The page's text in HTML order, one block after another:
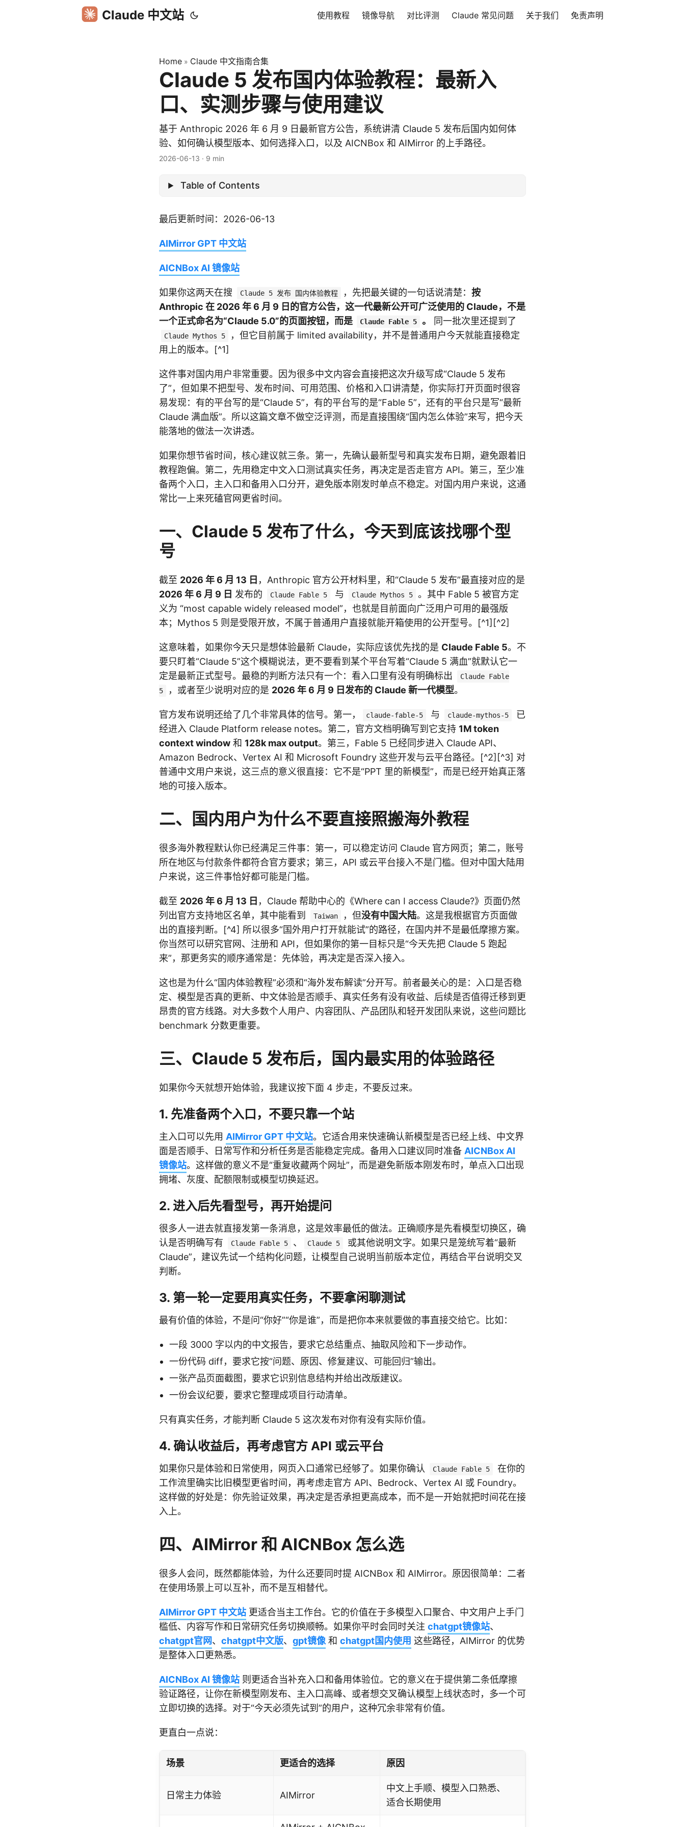
Claude 中文站 使用教程 镜像导航 对比评测 Claude 常见问题 关于我们 免责声明
Home » Claude 中文指南合集
Claude 5 发布国内体验教程：最新入
口、实测步骤与使用建议
基于 Anthropic 2026 年 6 月 9 日最新官方公告，系统讲清 Claude 5 发布后国内如何体
验、如何确认模型版本、如何选择入口，以及 AICNBox 和 AIMirror 的上手路径。
2026-06-13 · 9 min
Table of Contents
最后更新时间：2026-06-13
AIMirror GPT 中文站
AICNBox AI 镜像站
如果你这两天在搜 Claude 5 发布 国内体验教程 ，先把最关键的一句话说清楚： 按
Anthropic 在 2026 年 6 月 9 日的官方公告，这一代最新公开可广泛使用的 Claude，不是
一个正式命名为“Claude 5.0”的页面按钮，而是
Claude Fable 5 。 同一批次里还提到了
Claude Mythos 5
，但它目前属于 limited availability，并不是普通用户今天就能直接稳定
用上的版本。[^1]
这件事对国内用户非常重要。因为很多中文内容会直接把这次升级写成“Claude 5 发布
了”，但如果不把型号、发布时间、可用范围、价格和入口讲清楚，你实际打开页面时很容
易发现：有的平台写的是“Claude 5”，有的平台写的是“Fable 5”，还有的平台只是写“最新
Claude 满血版”。所以这篇文章不做空泛评测，而是直接围绕“国内怎么体验”来写，把今天
能落地的做法一次讲透。
如果你想节省时间，核心建议就三条。第一，先确认最新型号和真实发布日期，避免跟着旧
教程跑偏。第二，先用稳定中文入口测试真实任务，再决定是否走官方 API。第三，至少准
备两个入口，主入口和备用入口分开，避免版本刚发时单点不稳定。对国内用户来说，这通
常比一上来死磕官网更省时间。
一、Claude 5 发布了什么，今天到底该找哪个型
号
截至 2026 年 6 月 13 日 ，Anthropic 官方公开材料里，和“Claude 5 发布”最直接对应的是
2026 年 6 月 9 日 发布的 Claude Fable 5 与 Claude Mythos 5
。其中 Fable 5 被官方定
义为 “most capable widely released model”，也就是目前面向广泛用户可用的最强版
本；Mythos 5 则是受限开放，不属于普通用户直接就能开箱使用的公开型号。[^1][^2]
这意味着，如果你今天只是想体验最新 Claude，实际应该优先找的是 Claude Fable 5。不
要只盯着“Claude 5”这个模糊说法，更不要看到某个平台写着“Claude 5 满血”就默认它一
定是最新正式型号。最稳的判断方法只有一个：看入口里有没有明确标出
Claude Fable
5
，或者至少说明对应的是 2026 年 6 月 9 日发布的 Claude 新一代模型。
官方发布说明还给了几个非常具体的信号。第一， claude-fable-5 与 claude-mythos-5
已
经进入 Claude Platform release notes。第二，官方文档明确写到它支持 1M token
context window 和 128k max output。第三，Fable 5 已经同步进入 Claude API、
Amazon Bedrock、Vertex AI 和 Microsoft Foundry 这些开发与云平台路径。[^2][^3] 对
普通中文用户来说，这三点的意义很直接：它不是“PPT 里的新模型”，而是已经开始真正落
地的可接入版本。
二、国内用户为什么不要直接照搬海外教程
很多海外教程默认你已经满足三件事：第一，可以稳定访问 Claude 官方网页；第二，账号
所在地区与付款条件都符合官方要求；第三，API 或云平台接入不是门槛。但对中国大陆用
户来说，这三件事恰好都可能是门槛。
截至 2026 年 6 月 13 日 ，Claude 帮助中心的《Where can I access Claude?》页面仍然
列出官方支持地区名单，其中能看到
Taiwan ，但没有中国大陆。这是我根据官方页面做
出的直接判断。[^4] 所以很多“国外用户打开就能试”的路径，在国内并不是最低摩擦方案。
你当然可以研究官网、注册和 API，但如果你的第一目标只是“今天先把 Claude 5 跑起
来”，那更务实的顺序通常是：先体验，再决定是否深入接入。
这也是为什么“国内体验教程”必须和“海外发布解读”分开写。前者最关心的是：入口是否稳
定、模型是否真的更新、中文体验是否顺手、真实任务有没有收益、后续是否值得迁移到更
昂贵的官方线路。对大多数个人用户、内容团队、产品团队和轻开发团队来说，这些问题比
benchmark 分数更重要。
三、Claude 5 发布后，国内最实用的体验路径
如果你今天就想开始体验，我建议按下面 4 步走，不要反过来。
1. 先准备两个入口，不要只靠一个站
主入口可以先用 AIMirror GPT 中文站。它适合用来快速确认新模型是否已经上线、中文界
面是否顺手、日常写作和分析任务是否能稳定完成。备用入口建议同时准备 AICNBox AI
镜像站。这样做的意义不是“重复收藏两个网址”，而是避免新版本刚发布时，单点入口出现
拥堵、灰度、配额限制或模型切换延迟。
2. 进入后先看型号，再开始提问
很多人一进去就直接发第一条消息，这是效率最低的做法。正确顺序是先看模型切换区，确
认是否明确写有
Claude Fable 5 、 Claude 5
或其他说明文字。如果只是笼统写着“最新
Claude”，建议先试一个结构化问题，让模型自己说明当前版本定位，再结合平台说明交叉
判断。
3. 第一轮一定要用真实任务，不要拿闲聊测试
最有价值的体验，不是问“你好”“你是谁”，而是把你本来就要做的事直接交给它。比如：
一段 3000 字以内的中文报告，要求它总结重点、抽取风险和下一步动作。
一份代码 diff，要求它按“问题、原因、修复建议、可能回归”输出。
一张产品页面截图，要求它识别信息结构并给出改版建议。
一份会议纪要，要求它整理成项目行动清单。
只有真实任务，才能判断 Claude 5 这次发布对你有没有实际价值。
4. 确认收益后，再考虑官方 API 或云平台
如果你只是体验和日常使用，网页入口通常已经够了。如果你确认 Claude Fable 5
在你的
工作流里确实比旧模型更省时间，再考虑走官方 API、Bedrock、Vertex AI 或 Foundry。
这样做的好处是：你先验证效果，再决定是否承担更高成本，而不是一开始就把时间花在接
入上。
四、AIMirror 和 AICNBox 怎么选
很多人会问，既然都能体验，为什么还要同时提 AICNBox 和 AIMirror。原因很简单：二者
在使用场景上可以互补，而不是互相替代。
AIMirror GPT 中文站 更适合当主工作台。它的价值在于多模型入口聚合、中文用户上手门
槛低、内容写作和日常研究任务切换顺畅。如果你平时会同时关注 chatgpt镜像站、
chatgpt官网、 chatgpt中文版、 gpt镜像和 chatgpt国内使用 这些路径，AIMirror 的优势
是整体入口更熟悉。
AICNBox AI 镜像站 则更适合当补充入口和备用体验位。它的意义在于提供第二条低摩擦
验证路径，让你在新模型刚发布、主入口高峰、或者想交叉确认模型上线状态时，多一个可
立即切换的选择。对于“今天必须先试到”的用户，这种冗余非常有价值。
更直白一点说：
场景 更适合的选择 原因
日常主力体验 AIMirror
中文上手顺、模型入口熟悉、
适合长期使用